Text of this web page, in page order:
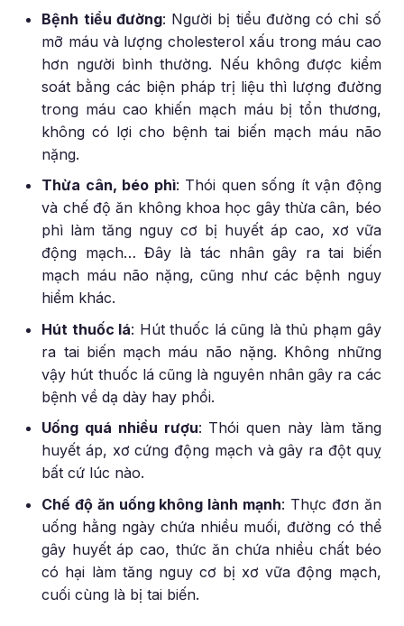
Bệnh tiểu đường: Người bị tiểu đường có chỉ số
mỡ máu và lượng cholesterol xấu trong máu cao
hơn người bình thường. Nếu không được kiểm
soát bằng các biện pháp trị liệu thì lượng đường
trong máu cao khiến mạch máu bị tổn thương,
không có lợi cho bệnh tai biến mạch máu não
nặng.
Thừa cân, béo phì: Thói quen sống ít vận động
và chế độ ăn không khoa học gây thừa cân, béo
phì làm tăng nguy cơ bị huyết áp cao, xơ vữa
động mạch… Đây là tác nhân gây ra tai biến
mạch máu não nặng, cũng như các bệnh nguy
hiểm khác.
Hút thuốc lá: Hút thuốc lá cũng là thủ phạm gây
ra tai biến mạch máu não nặng. Không những
vậy hút thuốc lá cũng là nguyên nhân gây ra các
bệnh về dạ dày hay phổi.
Uống quá nhiều rượu: Thói quen này làm tăng
huyết áp, xơ cứng động mạch và gây ra đột quỵ
bất cứ lúc nào.
Chế độ ăn uống không lành mạnh: Thực đơn ăn
uống hằng ngày chứa nhiều muối, đường có thể
gây huyết áp cao, thức ăn chứa nhiều chất béo
có hại làm tăng nguy cơ bị xơ vữa động mạch,
cuối cùng là bị tai biến.